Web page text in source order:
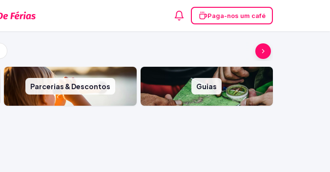
Paga-nos um café
Parcerias & Descontos Guias